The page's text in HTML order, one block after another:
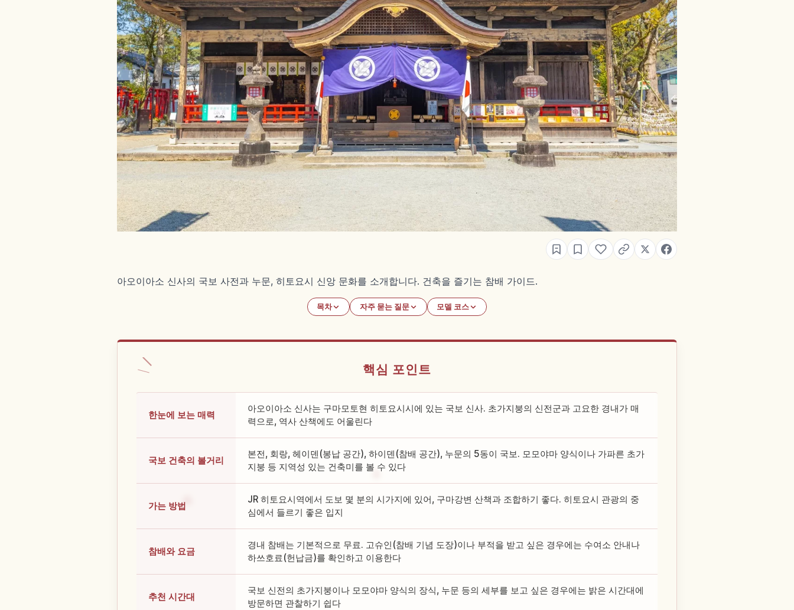
아오이아소 신사의 국보 사전과 누문, 히토요시 신앙 문화를 소개합니다. 건축을 즐기는 참배 가이드.
목차 자주 묻는 질문 모델 코스
핵심 포인트
한눈에 보는 매력
아오이아소 신사는 구마모토현 히토요시시에 있는 국보 신사. 초가지붕의 신전군과 고요한 경내가 매
력으로, 역사 산책에도 어울린다
국보 건축의 볼거리
본전, 회랑, 헤이덴(봉납 공간), 하이덴(참배 공간), 누문의 5동이 국보. 모모야마 양식이나 가파른 초가
지붕 등 지역성 있는 건축미를 볼 수 있다
가는 방법
JR 히토요시역에서 도보 몇 분의 시가지에 있어, 구마강변 산책과 조합하기 좋다. 히토요시 관광의 중
심에서 들르기 좋은 입지
참배와 요금
경내 참배는 기본적으로 무료. 고슈인(참배 기념 도장)이나 부적을 받고 싶은 경우에는 수여소 안내나
하쓰호료(헌납금)를 확인하고 이용한다
추천 시간대
국보 신전의 초가지붕이나 모모야마 양식의 장식, 누문 등의 세부를 보고 싶은 경우에는 밝은 시간대에
방문하면 관찰하기 쉽다